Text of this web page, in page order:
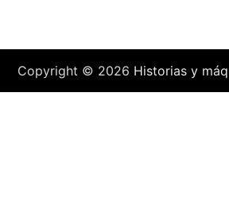
Copyright © 2026 Historias y